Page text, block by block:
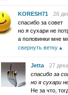
KORESH71
26
спасибо за совет
но я сухари не
а половинки мне
свернуть ветку
Jetta 27
спасибо за
но я сухари
Не за что,